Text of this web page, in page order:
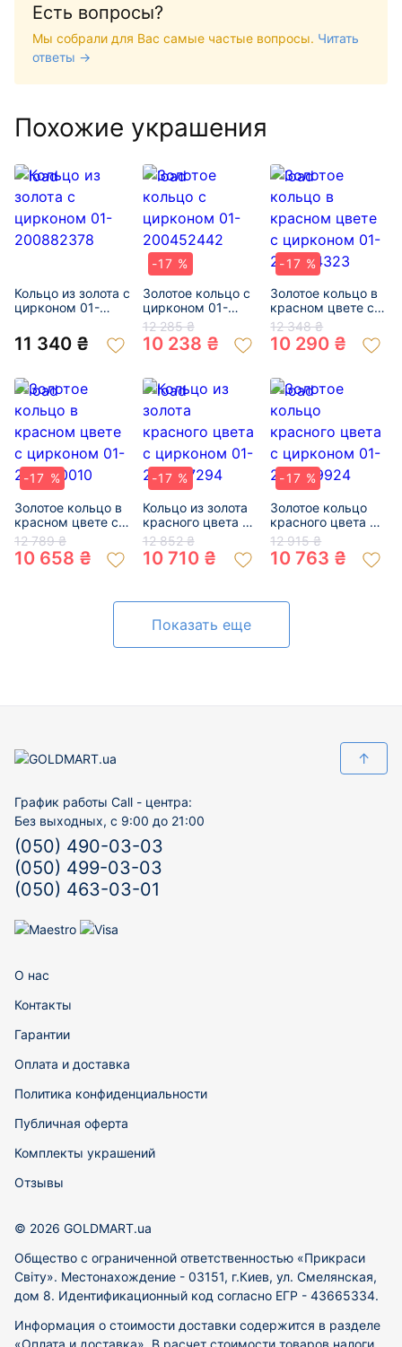
Есть вопросы?
Мы собрали для Вас самые частые вопросы. Читать
ответы →
Похожие украшения
Кольцо из золота с
цирконом 01-
11 340 ₴
-17 %
Золотое кольцо с
цирконом 01-
200452442
12 285 ₴
10 238 ₴
-17 %
Золотое кольцо в
красном цвете с
цирконом 01-
200794323
12 348 ₴
10 290 ₴
-17 %
Золотое кольцо в
красном цвете с
цирконом 01-
200880010
12 789 ₴
10 658 ₴
-17 %
Кольцо из золота
красного цвета с
цирконом 01-
200487294
12 852 ₴
10 710 ₴
-17 %
Золотое кольцо
красного цвета с
цирконом 01-
200589924
12 915 ₴
10 763 ₴
Показать еще
↑
График работы Call - центра:
Без выходных, с 9:00 до 21:00
(050) 490-03-03
(050) 499-03-03
(050) 463-03-01
О нас
Контакты
Гарантии
Оплата и доставка
Политика конфиденциальности
Публичная оферта
Комплекты украшений
Отзывы
© 2026 GOLDMART.ua
Общество с ограниченной ответственностью «Прикраси
Світу». Местонахождение - 03151, г.Киев, ул. Смелянская,
дом 8. Идентификационный код согласно ЕГР - 43665334.
Информация о стоимости доставки содержится в разделе
«Оплата и доставка». В расчет стоимости товаров налоги